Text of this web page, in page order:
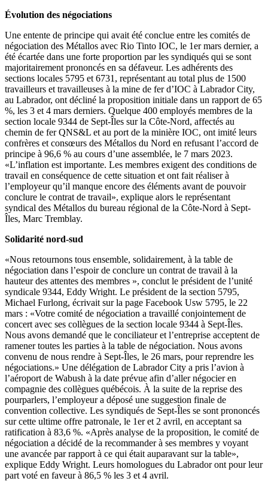
Évolution des négociations
Une entente de principe qui avait été conclue entre les comités de
négociation des Métallos avec Rio Tinto IOC, le 1er mars dernier, a
été écartée dans une forte proportion par les syndiqués qui se sont
majoritairement prononcés en sa défaveur. Les adhérents des
sections locales 5795 et 6731, représentant au total plus de 1500
travailleurs et travailleuses à la mine de fer d’IOC à Labrador City,
au Labrador, ont décliné la proposition initiale dans un rapport de 65
%, les 3 et 4 mars derniers. Quelque 400 employés membres de la
section locale 9344 de Sept-Îles sur la Côte-Nord, affectés au
chemin de fer QNS&L et au port de la minière IOC, ont imité leurs
confrères et consœurs des Métallos du Nord en refusant l’accord de
principe à 96,6 % au cours d’une assemblée, le 7 mars 2023.
«L’inflation est importante. Les membres exigent des conditions de
travail en conséquence de cette situation et ont fait réaliser à
l’employeur qu’il manque encore des éléments avant de pouvoir
conclure le contrat de travail», explique alors le représentant
syndical des Métallos du bureau régional de la Côte-Nord à Sept-
Îles, Marc Tremblay.
Solidarité nord-sud
«Nous retournons tous ensemble, solidairement, à la table de
négociation dans l’espoir de conclure un contrat de travail à la
hauteur des attentes des membres », conclut le président de l’unité
syndicale 9344, Eddy Wright. Le président de la section 5795,
Michael Furlong, écrivait sur la page Facebook Usw 5795, le 22
mars : «Votre comité de négociation a travaillé conjointement de
concert avec ses collègues de la section locale 9344 à Sept-Îles.
Nous avons demandé que le conciliateur et l’entreprise acceptent de
ramener toutes les parties à la table de négociation. Nous avons
convenu de nous rendre à Sept-Îles, le 26 mars, pour reprendre les
négociations.» Une délégation de Labrador City a pris l’avion à
l’aéroport de Wabush à la date prévue afin d’aller négocier en
compagnie des collègues québécois. À la suite de la reprise des
pourparlers, l’employeur a déposé une suggestion finale de
convention collective. Les syndiqués de Sept-Îles se sont prononcés
sur cette ultime offre patronale, le 1er et 2 avril, en acceptant sa
ratification à 83,6 %. «Après analyse de la proposition, le comité de
négociation a décidé de la recommander à ses membres y voyant
une avancée par rapport à ce qui était auparavant sur la table»,
explique Eddy Wright. Leurs homologues du Labrador ont pour leur
part voté en faveur à 86,5 % les 3 et 4 avril.